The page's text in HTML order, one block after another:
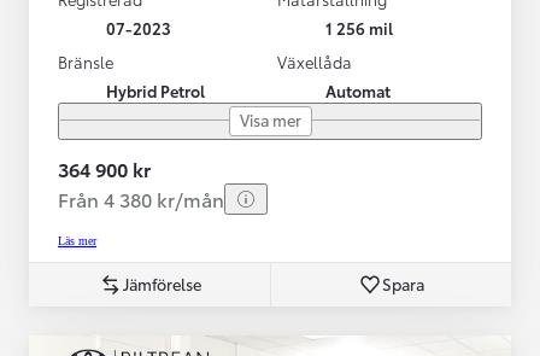
07-2023
1 256 mil
Bränsle
Hybrid Petrol
Växellåda
Automat
Visa mer
364 900 kr
Från 4 380 kr/mån
Läs mer
Jämförelse Spara